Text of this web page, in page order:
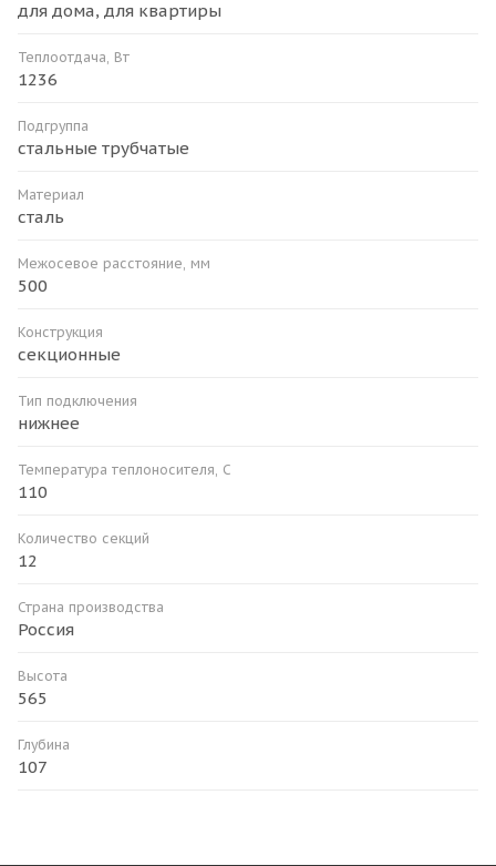
для дома, для квартиры
Теплоотдача, Вт
1236
Подгруппа
стальные трубчатые
Материал
сталь
Межосевое расстояние, мм
500
Конструкция
секционные
Тип подключения
нижнее
Температура теплоносителя, С
110
Количество секций
12
Страна производства
Россия
Высота
565
Глубина
107